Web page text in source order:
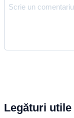
Legături utile